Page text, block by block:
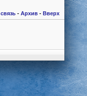
- Архив - Вверх